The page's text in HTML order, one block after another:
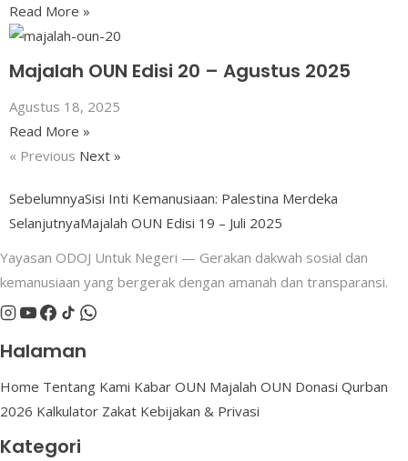
Read More »
Majalah OUN Edisi 20 – Agustus 2025
Agustus 18, 2025
Read More »
« Previous Next »
SebelumnyaSisi Inti Kemanusiaan: Palestina Merdeka
SelanjutnyaMajalah OUN Edisi 19 – Juli 2025
Yayasan ODOJ Untuk Negeri — Gerakan dakwah sosial dan
kemanusiaan yang bergerak dengan amanah dan transparansi.
Halaman
Home Tentang Kami Kabar OUN Majalah OUN Donasi Qurban
2026 Kalkulator Zakat Kebijakan & Privasi
Kategori